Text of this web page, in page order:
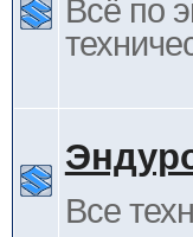
Всё по
Все